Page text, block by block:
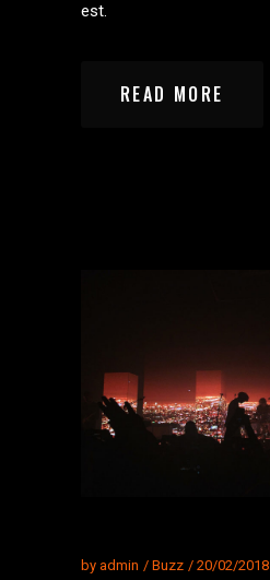
est.
READ MORE
by admin Buzz 20/02/2018